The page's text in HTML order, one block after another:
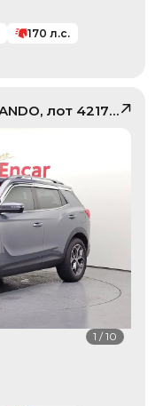
170 л.с.
, лот 42175682
1 /10